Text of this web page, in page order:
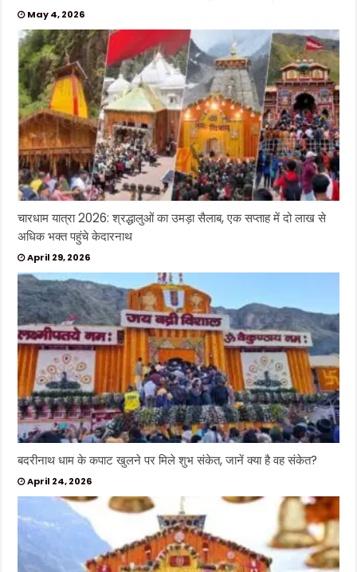
May 4, 2026
चारधाम यात्रा 2026: श्रद्धालुओं का उमड़ा सैलाब, एक सप्ताह में दो लाख से
अधिक भक्त पहुंचे केदारनाथ
April 29, 2026
बदरीनाथ धाम के कपाट खुलने पर मिले शुभ संकेत, जानें क्या है वह संकेत?
April 24, 2026